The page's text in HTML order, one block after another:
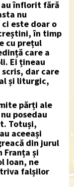
înflorit fără
nu
este doar o
în timp
cu prețul
care a
Ei țineau
dar care
și liturgic,
părți ale
posedau
Totuși,
aceeași
din jurul
Franța și
Ioan, ne
falșilor